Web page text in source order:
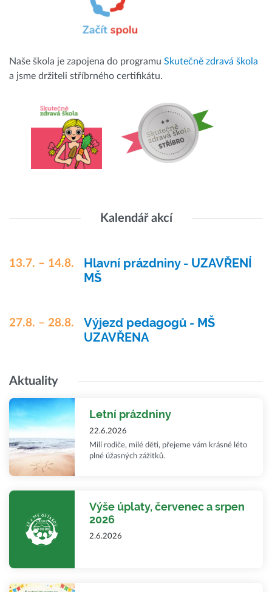
Naše škola je zapojena do programu Skutečně zdravá škola
a jsme držiteli stříbrného certifikátu.
Kalendář akcí
13.7. – 14.8.
Hlavní prázdniny - UZAVŘENÍ
MŠ
27.8. – 28.8.
Výjezd pedagogů - MŠ
UZAVŘENA
Aktuality
Letní prázdniny
22.6.2026
Milí rodiče, milé děti, přejeme vám krásné léto
plné úžasných zážitků.
Výše úplaty, červenec a srpen
2026
2.6.2026